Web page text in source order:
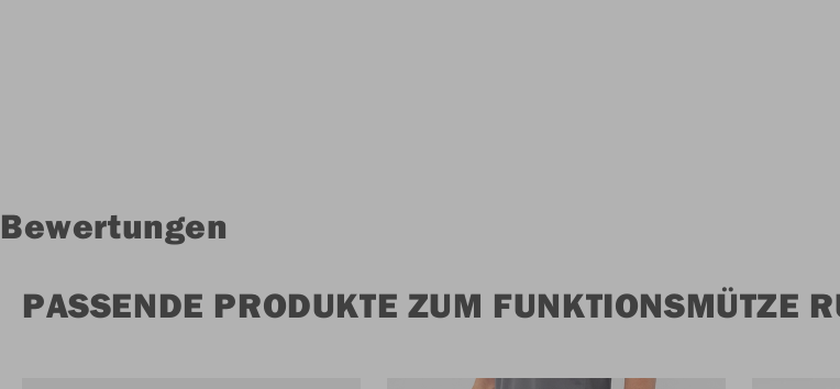
Bewertungen
PASSENDE PRODUKTE ZUM FUNKTIONSMÜTZE